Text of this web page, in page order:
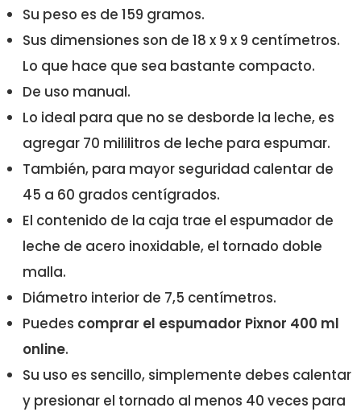
Su peso es de 159 gramos.
Sus dimensiones son de 18 x 9 x 9 centímetros.
Lo que hace que sea bastante compacto.
De uso manual.
Lo ideal para que no se desborde la leche, es
agregar 70 mililitros de leche para espumar.
También, para mayor seguridad calentar de
45 a 60 grados centígrados.
El contenido de la caja trae el espumador de
leche de acero inoxidable, el tornado doble
malla.
Diámetro interior de 7,5 centímetros.
Puedes comprar el espumador Pixnor 400 ml
online.
Su uso es sencillo, simplemente debes calentar
y presionar el tornado al menos 40 veces para